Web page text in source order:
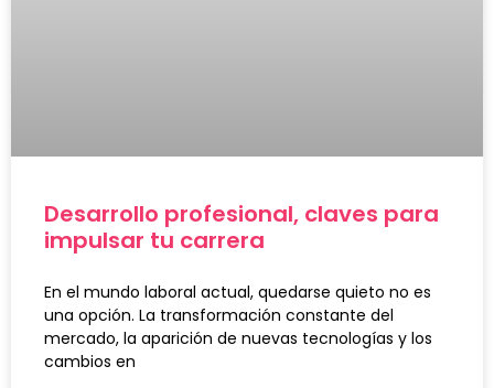
Desarrollo profesional, claves para
impulsar tu carrera
En el mundo laboral actual, quedarse quieto no es
una opción. La transformación constante del
mercado, la aparición de nuevas tecnologías y los
cambios en